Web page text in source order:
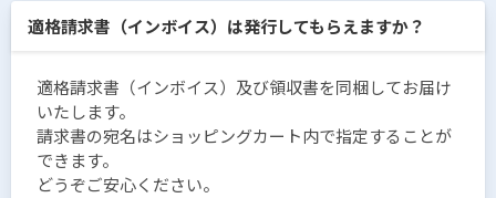
適格請求書（インボイス）は発行してもらえますか？
適格請求書（インボイス）及び領収書を同梱してお届け
いたします。
請求書の宛名はショッピングカート内で指定することが
できます。
どうぞご安心ください。